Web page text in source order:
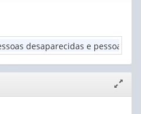
(1)
desaparecidas e pessoas
janela